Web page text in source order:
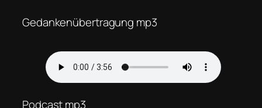
Gedankenübertragung mp3
Podcast mp3